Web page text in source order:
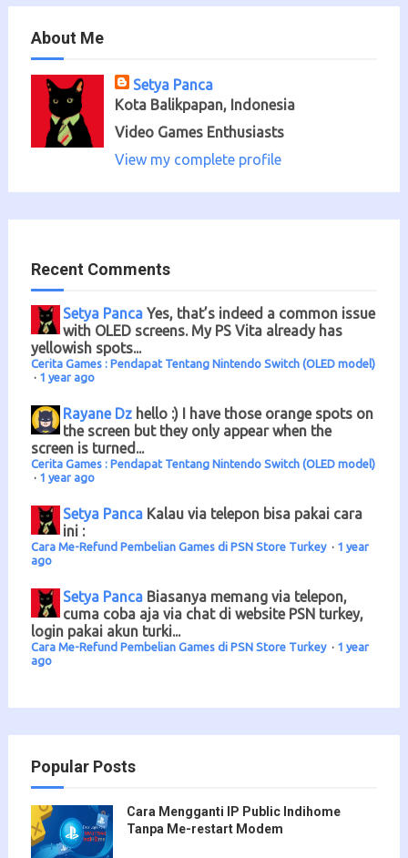
About Me
Setya Panca
Kota Balikpapan, Indonesia
Video Games Enthusiasts
View my complete profile
Recent Comments
Setya Panca Yes, that’s indeed a common issue
with OLED screens. My PS Vita already has
yellowish spots...
Cerita Games : Pendapat Tentang Nintendo Switch (OLED model)
· 1 year ago
Rayane Dz hello :) I have those orange spots on
the screen but they only appear when the
screen is turned...
Cerita Games : Pendapat Tentang Nintendo Switch (OLED model)
· 1 year ago
Setya Panca Kalau via telepon bisa pakai cara
ini :
Cara Me-Refund Pembelian Games di PSN Store Turkey · 1 year
ago
Setya Panca Biasanya memang via telepon,
cuma coba aja via chat di website PSN turkey,
login pakai akun turki...
Cara Me-Refund Pembelian Games di PSN Store Turkey · 1 year
ago
Popular Posts
Cara Mengganti IP Public Indihome
Tanpa Me-restart Modem